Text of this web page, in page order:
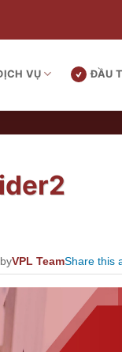
VỤ ĐẦU
VPL TeamShare this